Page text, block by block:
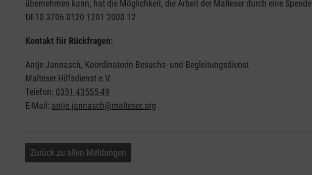
übernehmen kann, hat die Möglichkeit, die Arbeit der Malteser durch eine
DE10 3706 0120 1201 2000 12.
Kontakt für Rückfragen:
Antje Jannasch, Koordinatorin Besuchs- und Begleitungsdienst
Malteser Hilfsdienst e.V.
Telefon: 0351 43555-49
E-Mail: antje.jannasch@malteser.org
Zurück zu allen Meldungen